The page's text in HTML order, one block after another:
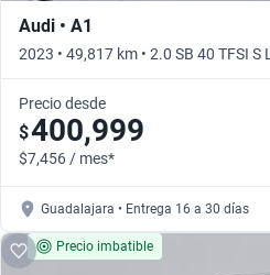
Audi • A1
2023 • 49,817 km • 2.0 SB 40 TFSI S
Precio desde
$400,999
$7,456 / mes*
Guadalajara • Entrega 16 a 30 días
Precio imbatible